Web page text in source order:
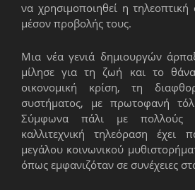
να χρησιμοποιηθεί η
μέσον προβολής τους.
Μια νέα γενιά δημιουργών
μίλησε για τη ζωή και το
οικονομική κρίση, τη
συστήματος, με πρωτοφανή
Σύμφωνα πάλι με πολλούς
καλλιτεχνική τηλεόραση
μεγάλου κοινωνικού
όπως εμφανιζόταν σε συνέχειες